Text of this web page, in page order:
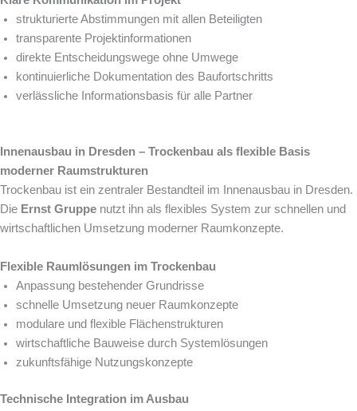
strukturierte Abstimmungen mit allen Beteiligten
transparente Projektinformationen
direkte Entscheidungswege ohne Umwege
kontinuierliche Dokumentation des Baufortschritts
verlässliche Informationsbasis für alle Partner
Innenausbau in Dresden – Trockenbau als flexible Basis
moderner Raumstrukturen
Trockenbau ist ein zentraler Bestandteil im Innenausbau in Dresden.
Die Ernst Gruppe nutzt ihn als flexibles System zur schnellen und
wirtschaftlichen Umsetzung moderner Raumkonzepte.
Flexible Raumlösungen im Trockenbau
Anpassung bestehender Grundrisse
schnelle Umsetzung neuer Raumkonzepte
modulare und flexible Flächenstrukturen
wirtschaftliche Bauweise durch Systemlösungen
zukunftsfähige Nutzungskonzepte
Technische Integration im Ausbau